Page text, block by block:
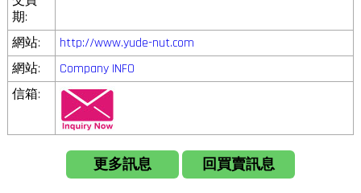
期:
網站:
http://www.yude-nut.com
網站:
Company INFO
信箱:
更多訊息 回買賣訊息